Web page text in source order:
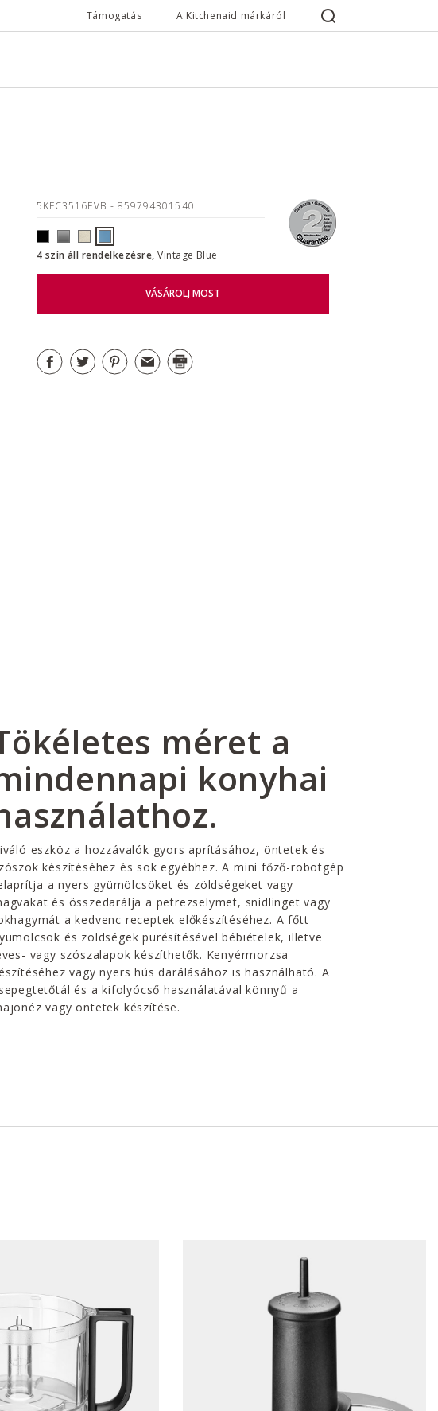
Támogatás A Kitchenaid márkáról
5KFC3516EVB - 859794301540
4 szín áll rendelkezésre,Vintage Blue
VÁSÁROLJ MOST
méret a
konyhai
eszköz a hozzávalók gyors aprításához, öntetek és
készítéséhez és sok egyébhez. A mini főző-robotgép
a nyers gyümölcsöket és zöldségeket vagy
és összedarálja a petrezselymet, snidlinget vagy
a kedvenc receptek előkészítéséhez. A főtt
és zöldségek pürésítésével bébiételek, illetve
vagy szószalapok készíthetők. Kenyérmorzsa
vagy nyers hús darálásához is használható. A
és a kifolyócső használatával könnyű a
vagy öntetek készítése.